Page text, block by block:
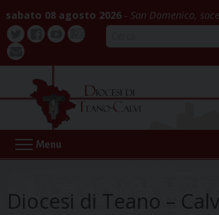
content
sabato 08 agosto 2026 San Domenico,
Twitter
Buona
webmail
Menu
Diocesi di Teano –